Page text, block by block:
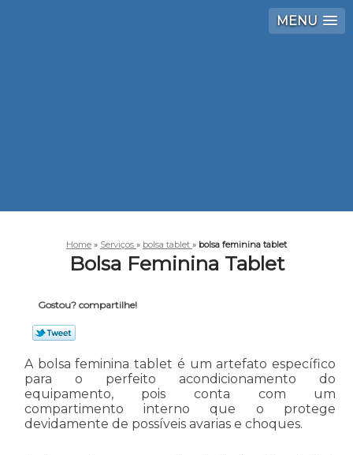
MENU
Home » Serviços » bolsa tablet » bolsa feminina tablet
Bolsa Feminina Tablet
Gostou? compartilhe!
A bolsa feminina tablet é um artefato específico
para o perfeito acondicionamento do
equipamento, pois conta com um
compartimento interno que o protege
devidamente de possíveis avarias e choques.